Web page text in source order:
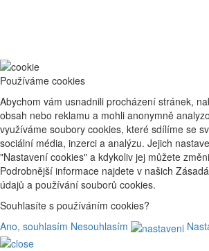
Používáme cookies
Abychom vám usnadnili procházení stránek,
obsah nebo reklamu a mohli anonymně
využíváme soubory cookies, které sdílíme se
sociální média, inzerci a analýzu. Jejich
"Nastavení cookies" a kdykoliv jej můžete
Podrobnější informace najdete v našich
údajů a používání souborů cookies.
Souhlasíte s používáním cookies?
Ano, souhlasím Nesouhlasím